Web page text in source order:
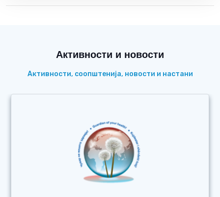
Активности и новости
Активности, соопштенија, новости и настани